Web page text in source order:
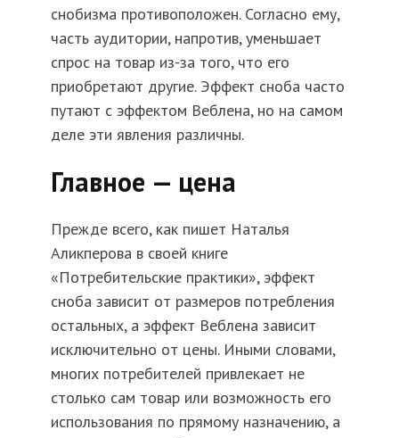
снобизма противоположен. Согласно ему,
часть аудитории, напротив, уменьшает
спрос на товар из-за того, что его
приобретают другие. Эффект сноба часто
путают с эффектом Веблена, но на самом
деле эти явления различны.
Главное — цена
Прежде всего, как пишет Наталья
Аликперова в своей книге
«Потребительские практики», эффект
сноба зависит от размеров потребления
остальных, а эффект Веблена зависит
исключительно от цены. Иными словами,
многих потребителей привлекает не
столько сам товар или возможность его
использования по прямому назначению, а